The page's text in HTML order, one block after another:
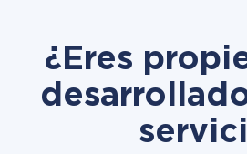
¿Eres